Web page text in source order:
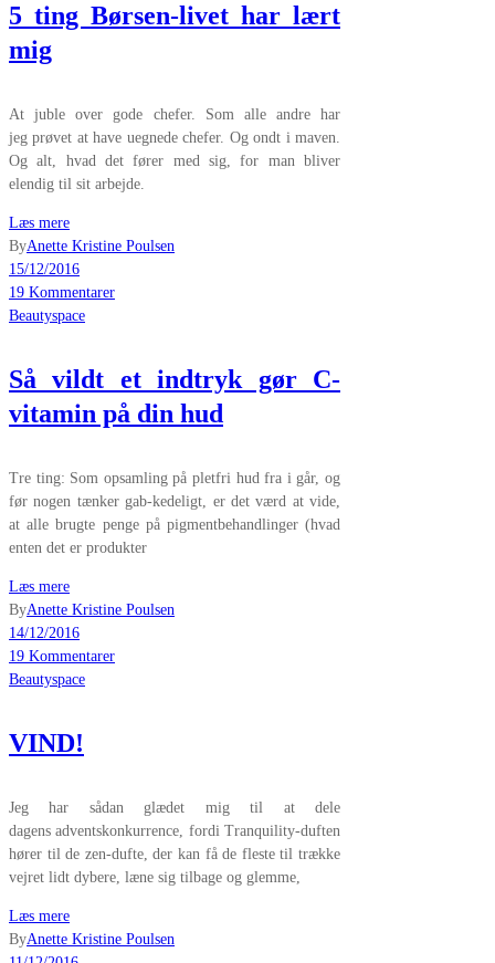
5 ting Børsen-livet har lært
mig
At juble over gode chefer. Som alle andre har
jeg prøvet at have uegnede chefer. Og ondt i maven.
Og alt, hvad det fører med sig, for man bliver
elendig til sit arbejde.
Læs mere
ByAnette Kristine Poulsen
15/12/2016
19 Kommentarer
Beautyspace
Så vildt et indtryk gør C-
vitamin på din hud
Tre ting: Som opsamling på pletfri hud fra i går, og
før nogen tænker gab-kedeligt, er det værd at vide,
at alle brugte penge på pigmentbehandlinger (hvad
enten det er produkter
Læs mere
ByAnette Kristine Poulsen
14/12/2016
19 Kommentarer
Beautyspace
VIND!
Jeg har sådan glædet mig til at dele
dagens adventskonkurrence, fordi Tranquility-duften
hører til de zen-dufte, der kan få de fleste til trække
vejret lidt dybere, læne sig tilbage og glemme,
Læs mere
ByAnette Kristine Poulsen